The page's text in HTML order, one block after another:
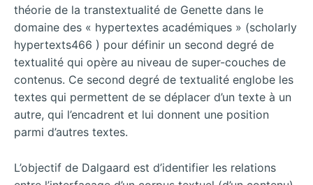
théorie de la transtextualité de Genette dans le
domaine des « hypertextes académiques » (scholarly
hypertexts466 ) pour définir un second degré de
textualité qui opère au niveau de super-couches de
contenus. Ce second degré de textualité englobe les
textes qui permettent de se déplacer d’un texte à un
autre, qui l’encadrent et lui donnent une position
parmi d’autres textes.
L’objectif de Dalgaard est d’identifier les relations